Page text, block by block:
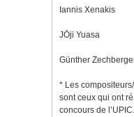
Iannis Xenakis
JŌji Yuasa
Günther
* Les
sont ceux qui ont
concours de